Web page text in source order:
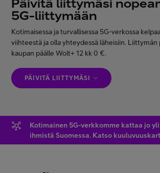
Asiakastuki
Minun Telia
FI
Päivitä liittymäsi
5G-liittymään
Kotimaisessa ja turvallisessa 5G-verkossa
viihteestä ja olla yhteydessä läheisiin. Liittymän
kaupan päälle Wolt+ 12 kk 0 €.
PÄIVITÄ LIITTYMÄSI
Kotimainen 5G-verkkomme kattaa jo
ihmistä Suomessa. Katso